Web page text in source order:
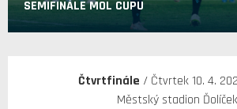
SEMIFINÁLE MOL CUPU
Čtvrtfinále / Čtvrtek 10. 4.
Městský stadion Ďolíček